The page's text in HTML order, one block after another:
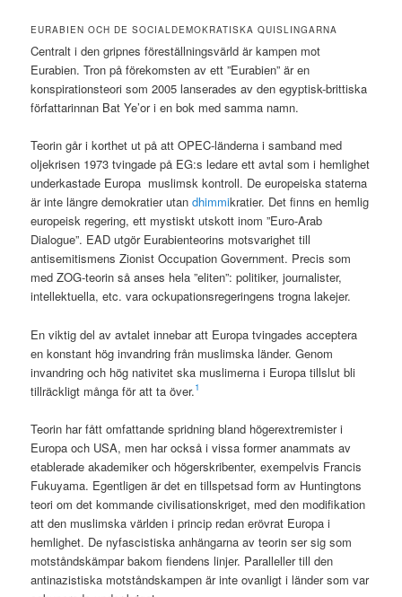
EURABIEN OCH DE SOCIALDEMOKRATISKA QUISLINGARNA
Centralt i den gripnes föreställningsvärld är kampen mot
Eurabien. Tron på förekomsten av ett ”Eurabien” är en
konspirationsteori som 2005 lanserades av den egyptisk-brittiska
författarinnan Bat Ye’or i en bok med samma namn.
Teorin går i korthet ut på att OPEC-länderna i samband med
oljekrisen 1973 tvingade på EG:s ledare ett avtal som i hemlighet
underkastade Europa muslimsk kontroll. De europeiska staterna
är inte längre demokratier utandhimmikratier. Det finns en hemlig
europeisk regering, ett mystiskt utskott inom ”Euro-Arab
Dialogue”. EAD utgör Eurabienteorins motsvarighet till
antisemitismens Zionist Occupation Government. Precis som
med ZOG-teorin så anses hela ”eliten”: politiker, journalister,
intellektuella, etc. vara ockupationsregeringens trogna lakejer.
En viktig del av avtalet innebar att Europa tvingades acceptera
en konstant hög invandring från muslimska länder. Genom
invandring och hög nativitet ska muslimerna i Europa tillslut bli
tillräckligt många för att ta över.1
Teorin har fått omfattande spridning bland högerextremister i
Europa och USA, men har också i vissa former anammats av
etablerade akademiker och högerskribenter, exempelvis Francis
Fukuyama. Egentligen är det en tillspetsad form av Huntingtons
teori om det kommande civilisationskriget, med den modifikation
att den muslimska världen i princip redan erövrat Europa i
hemlighet. De nyfascistiska anhängarna av teorin ser sig som
motståndskämpar bakom fiendens linjer. Paralleller till den
antinazistiska motståndskampen är inte ovanligt i länder som var